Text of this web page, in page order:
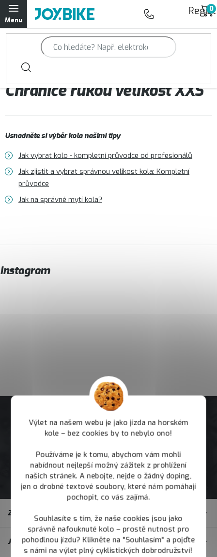
Výlet na našem webu je jako jízda na horském
kole – bez cookies by to nebylo ono!
Používáme je k tomu, abychom vám mohli
nabídnout nejlepší možný zážitek z prohlížení
našich stránek. A nebojte, nejde o žádný doping,
jen o drobné textové soubory, které nám pomáhají
pochopit, co vás zajímá.
Souhlasíte s tím, že naše cookies jsou jako
správně nafouknuté kolo – prostě nutnost pro
pohodlnou jízdu? Klikněte na "Souhlasím" a pojďte
s námi na výlet plný cyklistických dobrodružství!
Přejít
na
obsah
Trailová kola Qayron
Horská kola Qayron
Dámská horská kola Qayron
Doplňky a oblečení Qayron
Kontakt Servisní a výdejní místa
Chrániče rukou velikost XXS
Usnadněte si výběr kola našimi tipy
Jak vybrat kolo - kompletní průvodce od profesionálů
Jak zjistit a vybrat správnou velikost kola: Kompletní
průvodce
Jak na správné mytí kola?
Instagram
Zákaznický servis
JOY.BIKE